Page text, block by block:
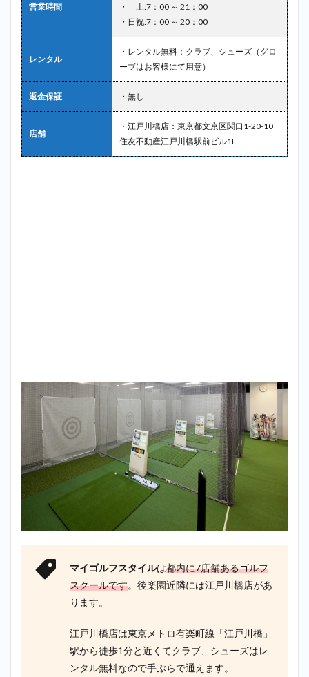
営業時間
・ 土:7：00 ～ 21：00
・日祝:7：00 ～ 20：00
レンタル
・レンタル無料：クラブ、シューズ（グロ
ーブはお客様にて用意）
返金保証 ・無し
店舗
・江戸川橋店：東京都文京区関口1-20-10
住友不動産江戸川橋駅前ビル1F
マイゴルフスタイルは都内に7店舗あるゴルフ
スクールです。後楽園近隣には江戸川橋店があ
ります。
江戸川橋店は東京メトロ有楽町線「江戸川橋」
駅から徒歩1分と近くてクラブ、シューズはレ
ンタル無料なので手ぶらで通えます。